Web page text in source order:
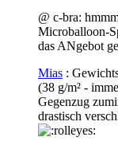
@ c-bra:
Microballoon-
das ANgebot
Mias :
(38 g/m² -
Gegenzug
drastisch